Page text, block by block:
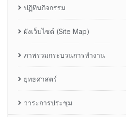
ปฏิทินกิจกรรม
ผังเว็บไซต์ (Site Map)
ภาพรวมกระบวนการทำงาน
ยุทธศาสตร์
วาระการประชุม